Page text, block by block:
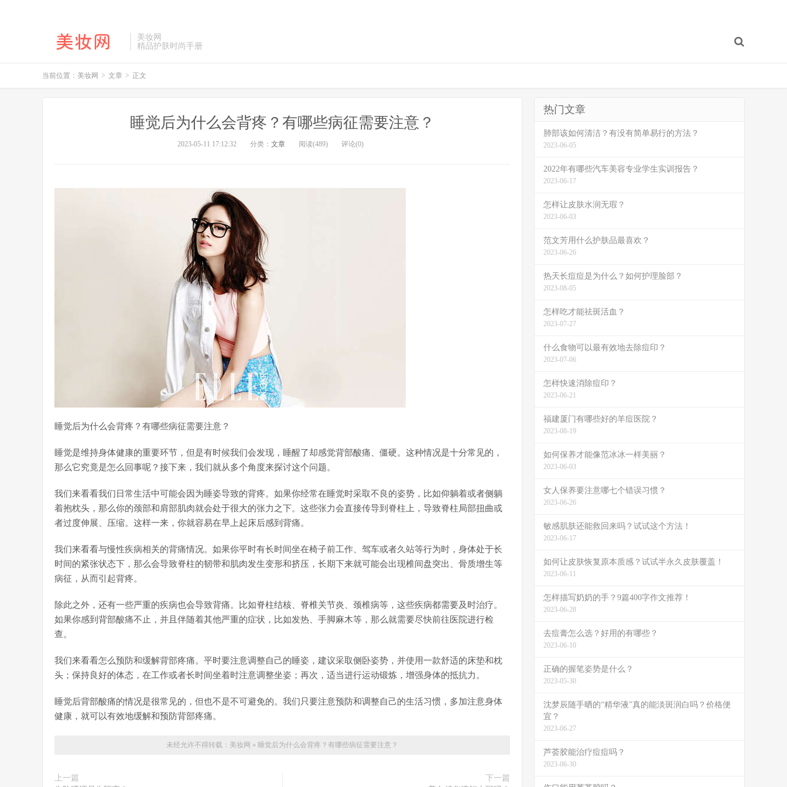
美妆网
精品护肤时尚手册
当前位置： 美妆网 > 文章 > 正文
睡觉后为什么会背疼？有哪些病征需要注意？
2023-05-11 17:12:32 分类： 文章 阅读(489) 评论(0)
睡觉后为什么会背疼？有哪些病征需要注意？
睡觉是维持身体健康的重要环节，但是有时候我们会发现，睡醒了却感觉背部酸痛、僵硬。这种情况是十分常见的，
那么它究竟是怎么回事呢？接下来，我们就从多个角度来探讨这个问题。
我们来看看我们日常生活中可能会因为睡姿导致的背疼。如果你经常在睡觉时采取不良的姿势，比如仰躺着或者侧躺
着抱枕头，那么你的颈部和肩部肌肉就会处于很大的张力之下。这些张力会直接传导到脊柱上，导致脊柱局部扭曲或
者过度伸展、压缩。这样一来，你就容易在早上起床后感到背痛。
我们来看看与慢性疾病相关的背痛情况。如果你平时有长时间坐在椅子前工作、驾车或者久站等行为时，身体处于长
时间的紧张状态下，那么会导致脊柱的韧带和肌肉发生变形和挤压，长期下来就可能会出现椎间盘突出、骨质增生等
病征，从而引起背疼。
除此之外，还有一些严重的疾病也会导致背痛。比如脊柱结核、脊椎关节炎、颈椎病等，这些疾病都需要及时治疗。
如果你感到背部酸痛不止，并且伴随着其他严重的症状，比如发热、手脚麻木等，那么就需要尽快前往医院进行检
查。
我们来看看怎么预防和缓解背部疼痛。平时要注意调整自己的睡姿，建议采取侧卧姿势，并使用一款舒适的床垫和枕
头；保持良好的体态，在工作或者长时间坐着时注意调整坐姿；再次，适当进行运动锻炼，增强身体的抵抗力。
睡觉后背部酸痛的情况是很常见的，但也不是不可避免的。我们只要注意预防和调整自己的生活习惯，多加注意身体
健康，就可以有效地缓解和预防背部疼痛。
未经允许不得转载： 美妆网 » 睡觉后为什么会背疼？有哪些病征需要注意？
上一篇
下一篇
热门文章
肺部该如何清洁？有没有简单易行的方法？
2023-06-05
2022年有哪些汽车美容专业学生实训报告？
2023-06-17
怎样让皮肤水润无瑕？
2023-06-03
范文芳用什么护肤品最喜欢？
2023-06-26
热天长痘痘是为什么？如何护理脸部？
2023-08-05
怎样吃才能祛斑活血？
2023-07-27
什么食物可以最有效地去除痘印？
2023-07-06
怎样快速消除痘印？
2023-06-21
福建厦门有哪些好的羊痘医院？
2023-08-19
如何保养才能像范冰冰一样美丽？
2023-06-03
女人保养要注意哪七个错误习惯？
2023-06-26
敏感肌肤还能救回来吗？试试这个方法！
2023-06-17
如何让皮肤恢复原本质感？试试半永久皮肤覆盖！
2023-06-11
怎样描写奶奶的手？9篇400字作文推荐！
2023-06-28
去痘膏怎么选？好用的有哪些？
2023-06-10
正确的握笔姿势是什么？
2023-05-30
沈梦辰随手晒的“精华液”真的能淡斑润白吗？价格便
宜？
2023-06-27
芦荟胶能治疗痘痘吗？
2023-06-30